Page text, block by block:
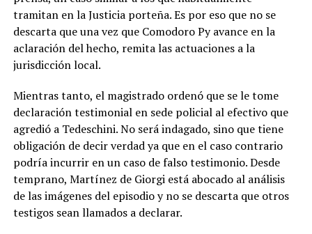
tramitan en la Justicia porteña. Es por eso que no se
descarta que una vez que Comodoro Py avance en la
aclaración del hecho, remita las actuaciones a la
jurisdicción local.
Mientras tanto, el magistrado ordenó que se le tome
declaración testimonial en sede policial al efectivo que
agredió a Tedeschini. No será indagado, sino que tiene
obligación de decir verdad ya que en el caso contrario
podría incurrir en un caso de falso testimonio. Desde
temprano, Martínez de Giorgi está abocado al análisis
de las imágenes del episodio y no se descarta que otros
testigos sean llamados a declarar.